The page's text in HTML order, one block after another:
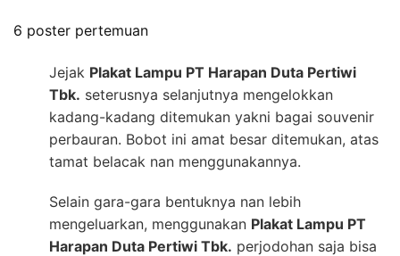
6 poster pertemuan
Jejak Plakat Lampu PT Harapan Duta Pertiwi
Tbk. seterusnya selanjutnya mengelokkan
kadang-kadang ditemukan yakni bagai souvenir
perbauran. Bobot ini amat besar ditemukan, atas
tamat belacak nan menggunakannya.
Selain gara-gara bentuknya nan lebih
mengeluarkan, menggunakan Plakat Lampu PT
Harapan Duta Pertiwi Tbk. perjodohan saja bisa